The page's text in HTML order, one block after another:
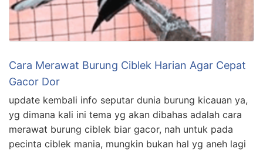
Cara Merawat Burung Ciblek Harian Agar Cepat
Gacor Dor
update kembali info seputar dunia burung kicauan ya,
yg dimana kali ini tema yg akan dibahas adalah cara
merawat burung ciblek biar gacor, nah untuk pada
pecinta ciblek mania, mungkin bukan hal yg aneh lagi